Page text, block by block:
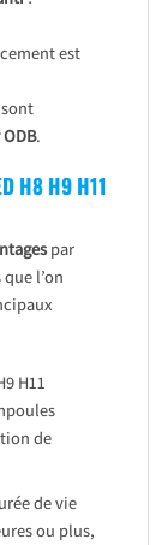
est
.
H8 H9 H11
par
l’on
H11
de
de vie
ou plus,